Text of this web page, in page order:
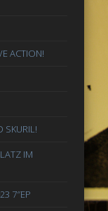
ACTION!
SKURIL!
IM
7″EP